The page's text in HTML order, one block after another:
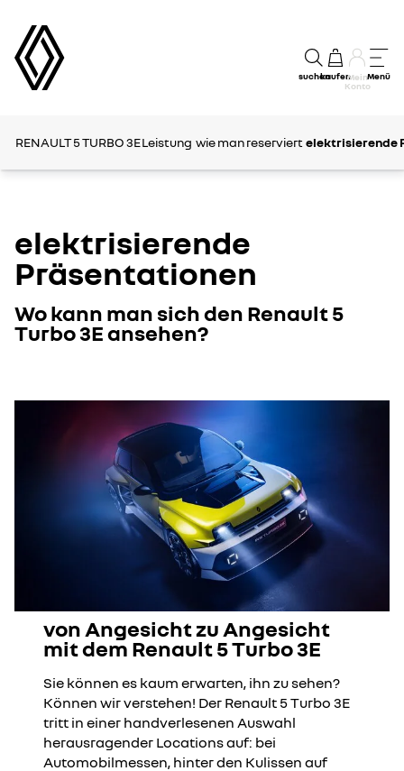
suchenkaufenMein
Konto
Menü
RENAULT 5 TURBO 3ELeistung wie man reserviert elektrisierende
elektrisierende
Präsentationen
Wo kann man sich den Renault 5
Turbo 3E ansehen?
von Angesicht zu Angesicht
mit dem Renault 5 Turbo 3E
Sie können es kaum erwarten, ihn zu sehen?
Können wir verstehen! Der Renault 5 Turbo 3E
tritt in einer handverlesenen Auswahl
herausragender Locations auf: bei
Automobilmessen, hinter den Kulissen auf